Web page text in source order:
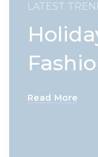
LATEST
Read More